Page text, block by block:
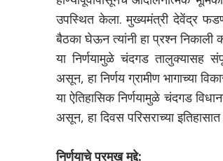
उपस्थित केला. मुख्यमंत्री देवेंद्र
बैठका घेऊन त्यांनी हा प्रश्न निकाली
या निर्णयामुळे चंदगड तालुक्यासह
असून, हा निर्णय ग्रामीण भागाच्या
या ऐतिहासिक निर्णयामुळे चंदगड
असून, हा दिवस परिसराच्या
निर्णयाचे प्रमुख मुद्दे: